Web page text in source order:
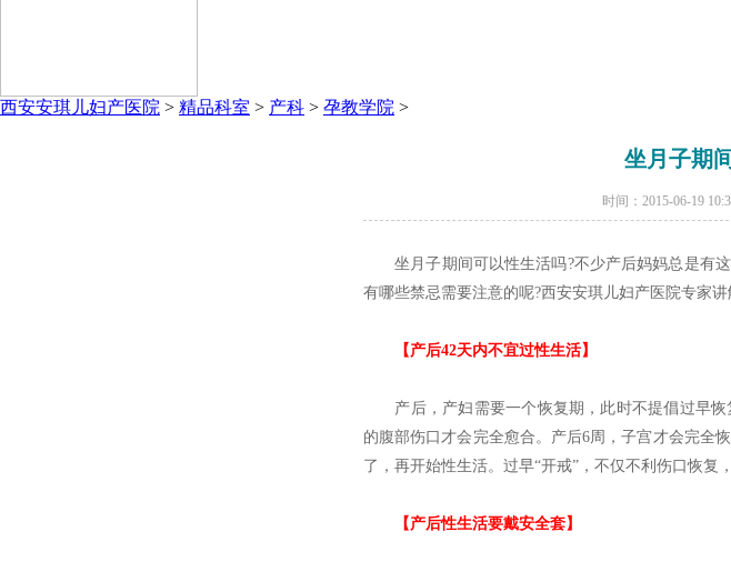
西安安琪儿妇产医院 > 精品科室 > 产科 > 孕教学院 >
坐月子期
时间：2015-06-19
坐月子期间可以性生活吗?不少产后妈妈总是有这
有哪些禁忌需要注意的呢?西安安琪儿妇产医院专家讲
【产后42天内不宜过性生活】
产后，产妇需要一个恢复期，此时不提倡过早恢
的腹部伤口才会完全愈合。产后6周，子宫才会完全
了，再开始性生活。过早“开戒”，不仅不利伤口恢复
【产后性生活要戴安全套】